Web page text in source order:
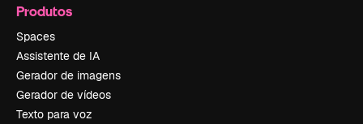
Produtos
Spaces
Assistente de IA
Gerador de imagens
Gerador de vídeos
Texto para voz